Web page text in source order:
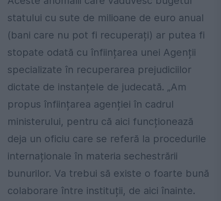
statului cu sute de milioane de euro anual
(bani care nu pot fi recuperați) ar putea fi
stopate odată cu înființarea unei Agenții
specializate în recuperarea prejudiciilor
dictate de instanțele de judecată. „Am
propus înființarea agenției în cadrul
ministerului, pentru că aici funcționează
deja un oficiu care se referă la procedurile
internaționale în materia sechestrării
bunurilor. Va trebui să existe o foarte bună
colaborare între instituții, de aici înainte.